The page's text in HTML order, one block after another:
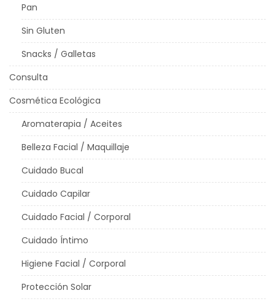
Pan
Sin Gluten
Snacks / Galletas
Consulta
Cosmética Ecológica
Aromaterapia / Aceites
Belleza Facial / Maquillaje
Cuidado Bucal
Cuidado Capilar
Cuidado Facial / Corporal
Cuidado Íntimo
Higiene Facial / Corporal
Protección Solar